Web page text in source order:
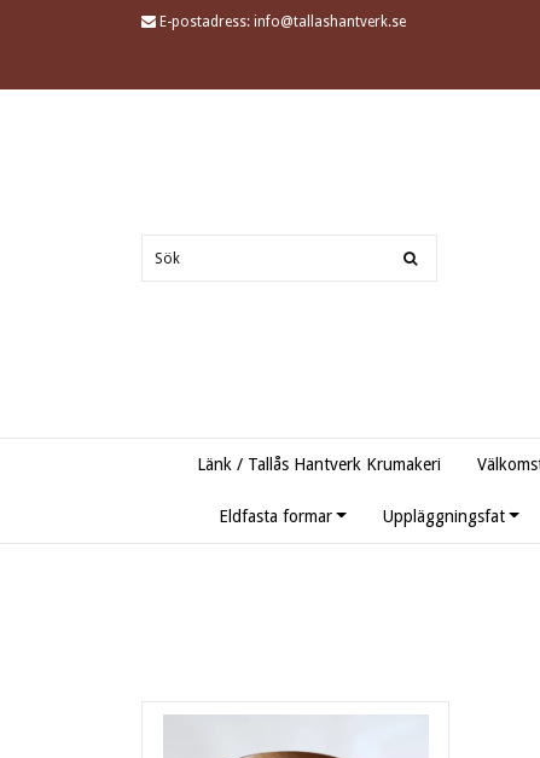
E-postadress: info@tallashantverk.se
Länk / Tallås Hantverk Krumakeri
Eldfasta formar Uppläggningsfat